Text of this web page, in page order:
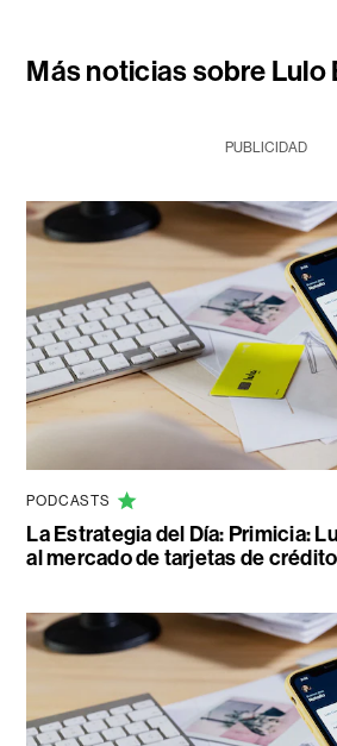
Más noticias sobre Lulo
PUBLICIDAD
PODCASTS
La Estrategia del Día: Primicia:
al mercado de tarjetas de crédito